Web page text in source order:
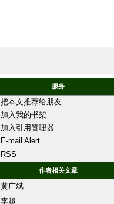
服务
把本文推荐给朋友
加入我的书架
加入引用管理器
E-mail Alert
RSS
作者相关文章
黄广斌
李超